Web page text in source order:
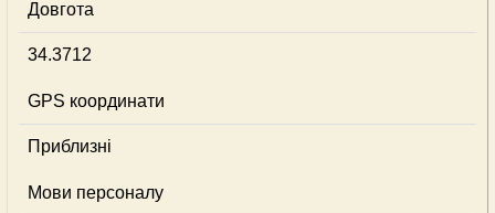
Довгота
34.3712
GPS координати
Приблизні
Мови персоналу